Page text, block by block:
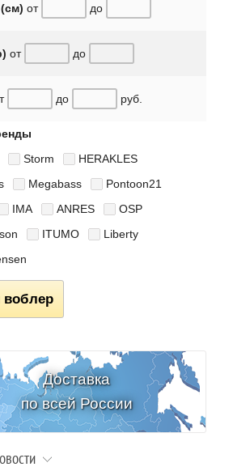
от до
от до
до руб.
Storm
HERAKLES
Megabass
Pontoon21
IMA ANRES
OSP
ITUMO
Liberty
воблер
Доставка
по всей России